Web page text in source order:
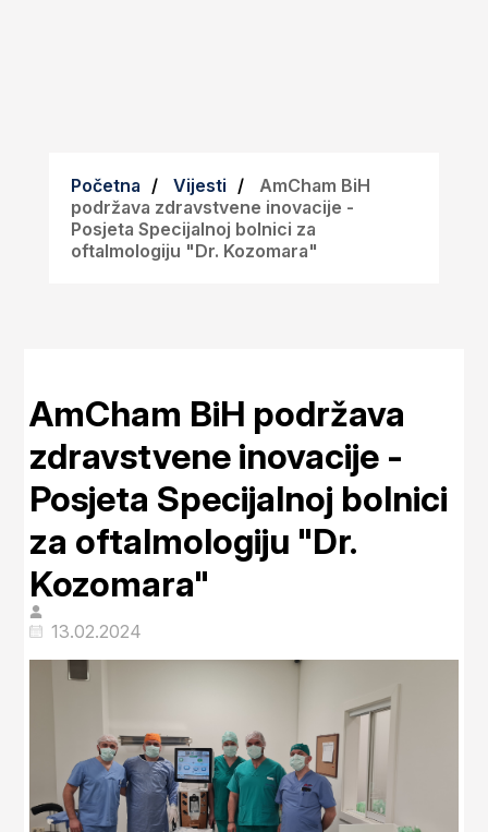
Početna Vijesti
AmCham BiH
podržava zdravstvene inovacije -
Posjeta Specijalnoj bolnici za
oftalmologiju "Dr. Kozomara"
AmCham BiH podržava
zdravstvene inovacije -
Posjeta Specijalnoj bolnici
za oftalmologiju "Dr.
Kozomara"
13.02.2024